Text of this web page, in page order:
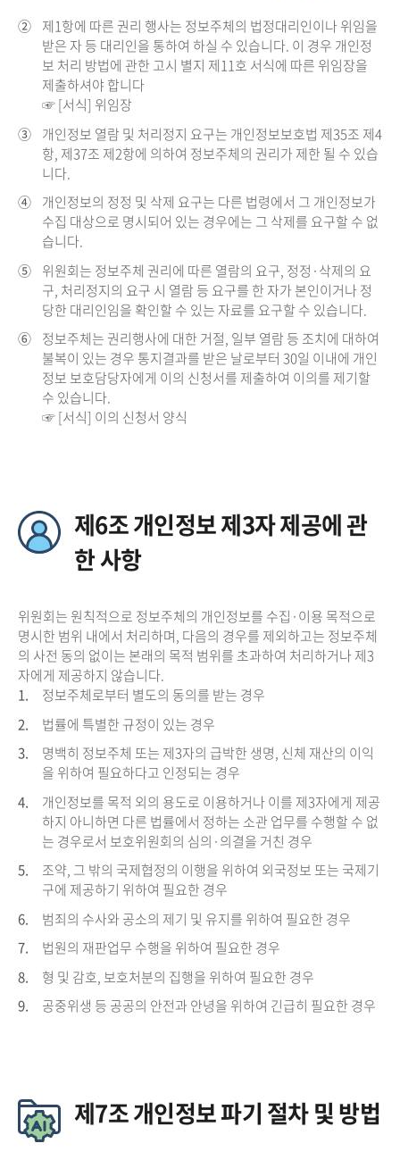
② 제1항에 따른 권리 행사는 정보주체의 법정대리인이나 위임을
받은 자 등 대리인을 통하여 하실 수 있습니다. 이 경우 개인정
보 처리 방법에 관한 고시 별지 제11호 서식에 따른 위임장을
제출하셔야 합니다
☞ [서식] 위임장
③ 개인정보 열람 및 처리정지 요구는 개인정보보호법 제35조 제4
항, 제37조 제2항에 의하여 정보주체의 권리가 제한 될 수 있습
니다.
④ 개인정보의 정정 및 삭제 요구는 다른 법령에서 그 개인정보가
수집 대상으로 명시되어 있는 경우에는 그 삭제를 요구할 수 없
습니다.
⑤ 위원회는 정보주체 권리에 따른 열람의 요구, 정정·삭제의 요
구, 처리정지의 요구 시 열람 등 요구를 한 자가 본인이거나 정
당한 대리인임을 확인할 수 있는 자료를 요구할 수 있습니다.
⑥ 정보주체는 권리행사에 대한 거절, 일부 열람 등 조치에 대하여
불복이 있는 경우 통지결과를 받은 날로부터 30일 이내에 개인
정보 보호담당자에게 이의 신청서를 제출하여 이의를 제기할
수 있습니다.
☞ [서식] 이의 신청서 양식
제6조 개인정보 제3자 제공에 관
한 사항
위원회는 원칙적으로 정보주체의 개인정보를 수집·이용 목적으로
명시한 범위 내에서 처리하며, 다음의 경우를 제외하고는 정보주체
의 사전 동의 없이는 본래의 목적 범위를 초과하여 처리하거나 제3
자에게 제공하지 않습니다.
1.
정보주체로부터 별도의 동의를 받는 경우
2.
법률에 특별한 규정이 있는 경우
3.
명백히 정보주체 또는 제3자의 급박한 생명, 신체 재산의 이익
을 위하여 필요하다고 인정되는 경우
4.
개인정보를 목적 외의 용도로 이용하거나 이를 제3자에게 제공
하지 아니하면 다른 법률에서 정하는 소관 업무를 수행할 수 없
는 경우로서 보호위원회의 심의·의결을 거친 경우
5.
조약, 그 밖의 국제협정의 이행을 위하여 외국정보 또는 국제기
구에 제공하기 위하여 필요한 경우
6.
범죄의 수사와 공소의 제기 및 유지를 위하여 필요한 경우
7.
법원의 재판업무 수행을 위하여 필요한 경우
8.
형 및 감호, 보호처분의 집행을 위하여 필요한 경우
9.
공중위생 등 공공의 안전과 안녕을 위하여 긴급히 필요한 경우
제7조 개인정보 파기 절차 및 방법